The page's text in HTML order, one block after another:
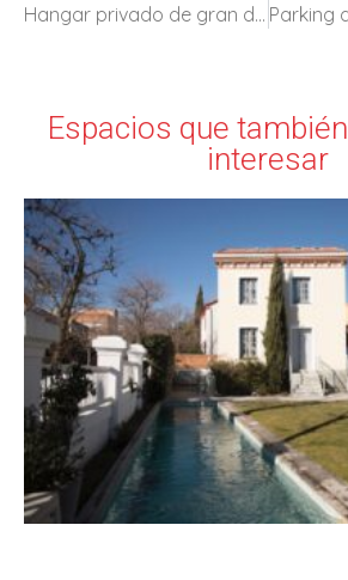
Hangar privado de gran dimensión
Espacios que
interesar